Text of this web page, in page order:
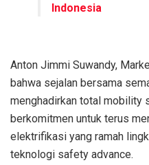
Indonesia
Anton Jimmi Suwandy,
bahwa sejalan bersama
menghadirkan total mobility
berkomitmen untuk terus
elektrifikasi yang ramah
teknologi safety advance.